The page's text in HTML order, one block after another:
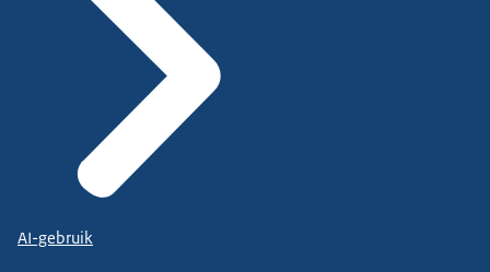
AI-gebruik